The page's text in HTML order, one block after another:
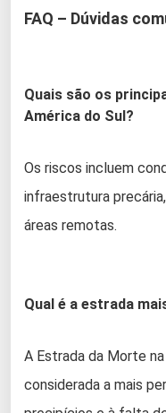
FAQ – Dúvidas
Quais são os
América do Sul?
Os riscos incluem
infraestrutura
áreas remotas.
Qual é a estrada
A Estrada da Morte
considerada a mais